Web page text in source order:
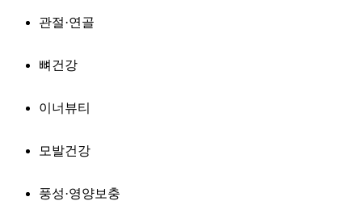
관절·연골
뼈건강
이너뷰티
모발건강
풍성·영양보충